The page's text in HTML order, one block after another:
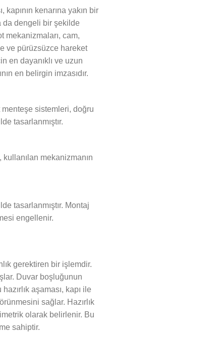
kenarına yakın bir
da dengeli bir şekilde
mekanizmaları, cam,
ve pürüzsüzce hareket
en dayanıklı ve uzun
en belirgin imzasıdır.
menteşe sistemleri, doğru
tasarlanmıştır.
mekanizmanın
tasarlanmıştır. Montaj
engellenir.
gerektiren bir işlemdir.
Duvar boşluğunun
aşaması, kapı ile
sağlar. Hazırlık
olarak belirlenir. Bu
sahiptir.